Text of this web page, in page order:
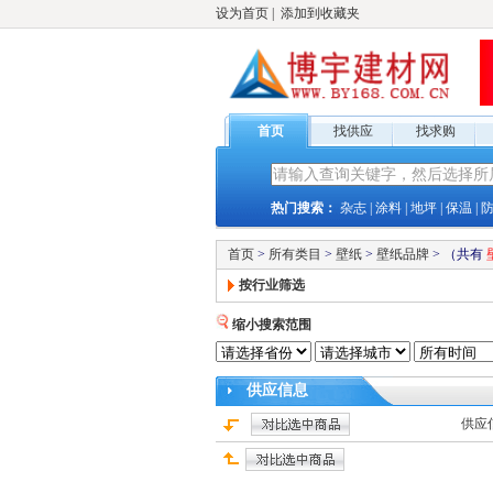
设为首页 添加到收藏夹
首页 找供应 找求购
热门搜索： 杂志 涂料 地坪 保温
首页 > 所有类目 > 壁纸 > 壁纸品牌 > （共有
按行业筛选
缩小搜索范围
供应信息
供应